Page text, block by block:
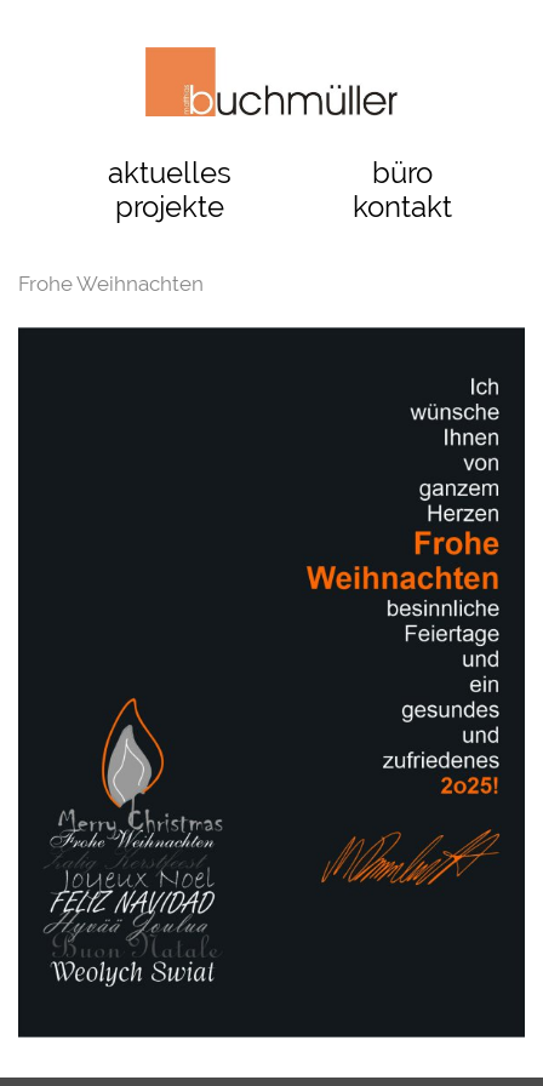
aktuelles
büro
projekte
kontakt
Frohe Weihnachten